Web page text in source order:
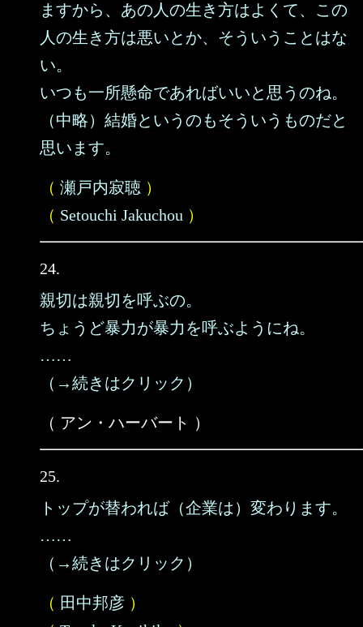
ますから、あの人の生き方はよくて、この
人の生き方は悪いとか、そういうことはな
い。
いつも一所懸命であればいいと思うのね。
（中略）結婚というのもそういうものだと
思います。
（ 瀬戸内寂聴 ）
（ Setouchi Jakuchou ）
24.
親切は親切を呼ぶの。
ちょうど暴力が暴力を呼ぶようにね。
……
（→続きはクリック）
（ アン・ハーバート ）
25.
トップが替われば（企業は）変わります。
……
（→続きはクリック）
（ 田中邦彦 ）